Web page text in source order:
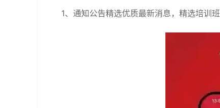
1、通知公告精选优质最新消息，精选培训